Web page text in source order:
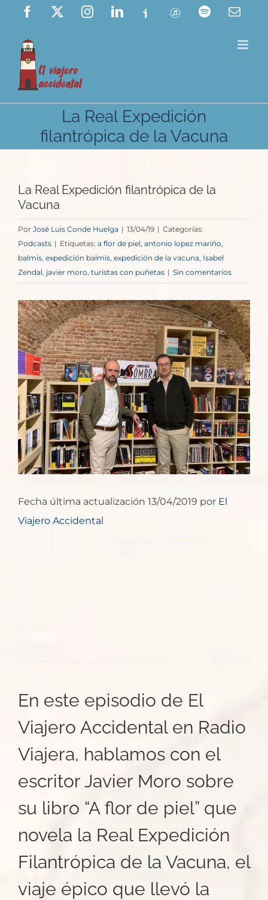
Saltar
contenido
Facebook InstagramLinkedIn
Ivoox ITunes Spotify
La Real Expedición
filantrópica de la Vacuna
La Real Expedición filantrópica de la
Vacuna
Por José Luis Conde Huelga | 13/04/19 | Categorías:
Podcasts | Etiquetas: a flor de piel, antonio lopez mariño,
balmis, expedición balmis, expedición de la vacuna, Isabel
Zendal, javier moro, turistas con puñetas | Sin comentarios
Ver
imagen
más
grande
Fecha última actualización 13/04/2019 por El
Viajero Accidental
En este episodio de El
Viajero Accidental en Radio
Viajera, hablamos con el
escritor Javier Moro sobre
su libro “A flor de piel” que
novela la Real Expedición
Filantrópica de la Vacuna, el
viaje épico que llevó la